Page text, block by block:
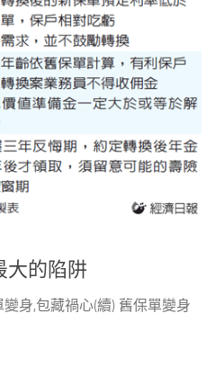
大的陷阱
身,包藏禍心(續) 舊保單變身